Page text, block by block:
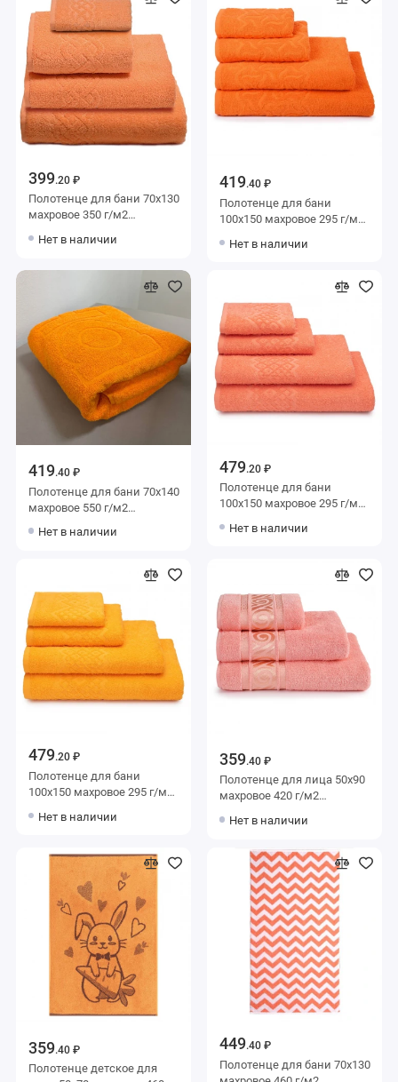
399.20 ₽
Полотенце для бани 70х130
махровое 350 г/м2
мануфактура
Нет в наличии
419.40 ₽
Полотенце для бани
100х150 махровое 295 г/м2
мануфактура Радуга
Нет в наличии
419.40 ₽
Полотенце для бани 70х140
махровое 550 г/м2
мануфактура
Нет в наличии
479.20 ₽
Полотенце для бани
100х150 махровое 295 г/м2
мануфактура Flashlights
Нет в наличии
479.20 ₽
Полотенце для бани
100х150 махровое 295 г/м2
мануфактура Flashlights
Нет в наличии
359.40 ₽
Полотенце для лица 50х90
махровое 420 г/м2
мануфактура Acqua del Nilo
Нет в наличии
359.40 ₽
Полотенце детское для
449.40 ₽
Полотенце для бани 70х130